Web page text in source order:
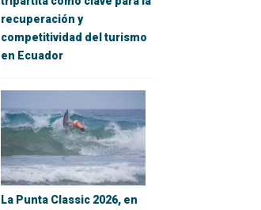
recuperación y
competitividad del turismo
en Ecuador
La Punta Classic 2026, en